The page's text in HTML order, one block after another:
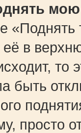
её в
то
быть
просто